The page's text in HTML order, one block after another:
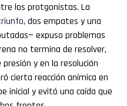
los protgonistas. La
, dos empates y una
expuso problemas
no termina de resolver,
y en la resolución
cierta reacción anímica en
inicial y evitó una caída que